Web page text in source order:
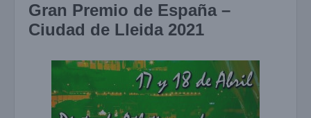
Gran Premio de España –
Ciudad de Lleida 2021